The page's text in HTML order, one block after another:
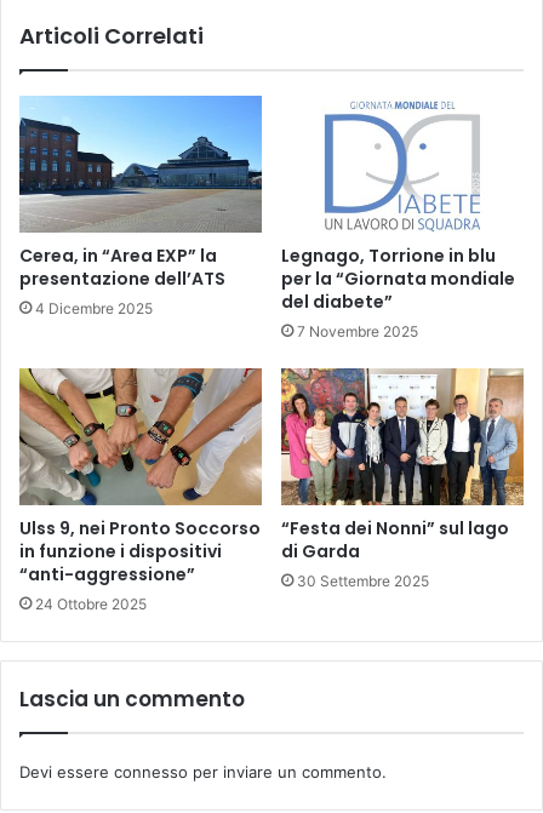
Articoli Correlati
Cerea, in “Area EXP” la
presentazione dell’ATS
4 Dicembre 2025
Legnago, Torrione in blu
per la “Giornata mondiale
del diabete”
7 Novembre 2025
Ulss 9, nei Pronto Soccorso
in funzione i dispositivi
“anti-aggressione”
24 Ottobre 2025
“Festa dei Nonni” sul lago
di Garda
30 Settembre 2025
Lascia un commento
Devi essere connesso per inviare un commento.